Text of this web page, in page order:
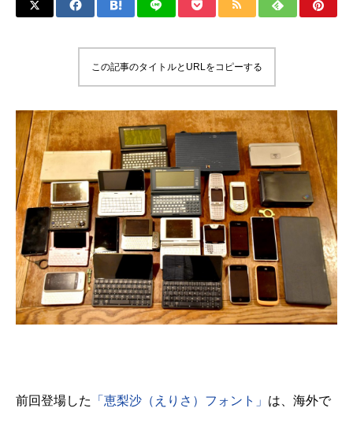
この記事のタイトルとURLをコピーする
前回登場した 「恵梨沙（えりさ）フォント」 は、海外で